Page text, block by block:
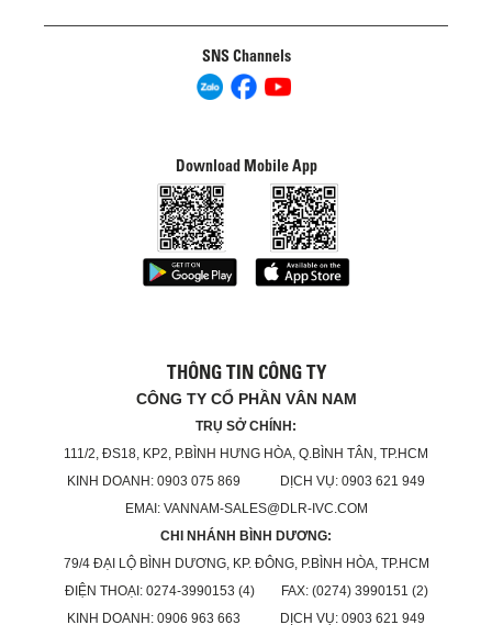
SNS Channels
Download Mobile App
THÔNG TIN CÔNG TY
CÔNG TY CỔ PHẦN VÂN NAM
TRỤ SỞ CHÍNH:
111/2, ĐS18, KP2, P.BÌNH HƯNG HÒA, Q.BÌNH TÂN, TP.HCM
KINH DOANH: 0903 075 869 DỊCH VỤ: 0903 621 949
EMAI: VANNAM-SALES@DLR-IVC.COM
CHI NHÁNH BÌNH DƯƠNG:
79/4 ĐẠI LỘ BÌNH DƯƠNG, KP. ĐÔNG, P.BÌNH HÒA, TP.HCM
ĐIỆN THOẠI: 0274-3990153 (4) FAX: (0274) 3990151 (2)
KINH DOANH: 0906 963 663 DỊCH VỤ: 0903 621 949